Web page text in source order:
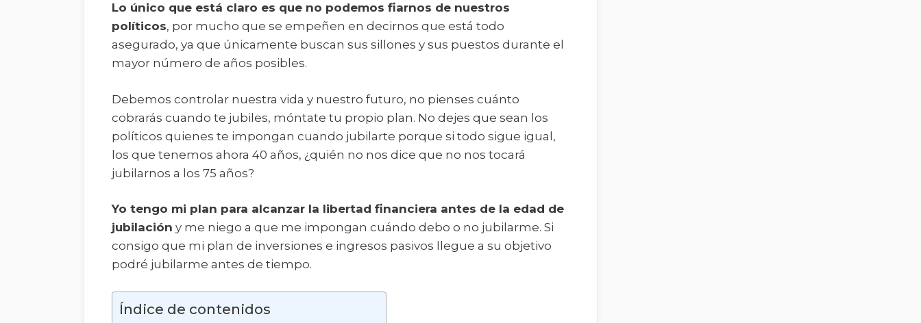
Lo único que está claro es que no podemos fiarnos de nuestros
políticos, por mucho que se empeñen en decirnos que está todo
asegurado, ya que únicamente buscan sus sillones y sus puestos durante el
mayor número de años posibles.
Debemos controlar nuestra vida y nuestro futuro, no pienses cuánto
cobrarás cuando te jubiles, móntate tu propio plan. No dejes que sean los
políticos quienes te impongan cuando jubilarte porque si todo sigue igual,
los que tenemos ahora 40 años, ¿quién no nos dice que no nos tocará
jubilarnos a los 75 años?
Yo tengo mi plan para alcanzar la libertad financiera antes de la edad de
jubilación y me niego a que me impongan cuándo debo o no jubilarme. Si
consigo que mi plan de inversiones e ingresos pasivos llegue a su objetivo
podré jubilarme antes de tiempo.
Índice de contenidos